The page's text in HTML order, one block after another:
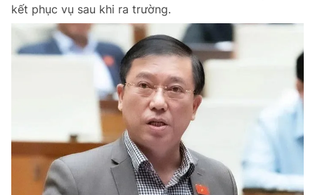
kết phục vụ sau khi ra trường.